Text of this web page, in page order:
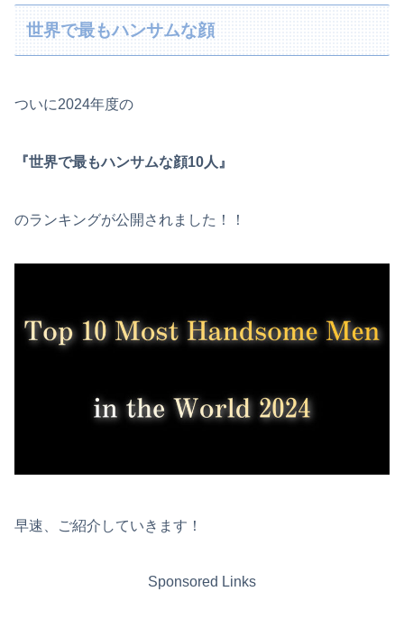
世界で最もハンサムな顔
ついに2024年度の
『世界で最もハンサムな顔10人』
のランキングが公開されました！！
早速、ご紹介していきます！
Sponsored Links